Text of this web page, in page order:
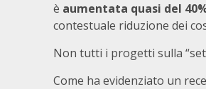
è aumentata quasi del
contestuale riduzione dei
Non tutti i progetti sulla
Come ha evidenziato un